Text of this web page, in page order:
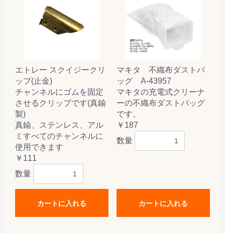
エトレー スクイジークリ
ップ(止金)
チャンネルにゴムを固定
させるクリップです(真鍮
製)
真鍮、ステンレス、アル
ミすべてのチャンネルに
使用できます
￥111
数量
カートに入れる
マキタ 不織布ダストバ
ッグ A-43957
マキタの充電式クリーナ
ーの不織布ダストバッグ
です。
￥187
数量
カートに入れる